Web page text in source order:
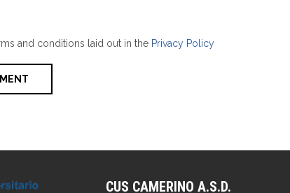
and conditions laid out in the Privacy Policy
CUS CAMERINO A.S.D.